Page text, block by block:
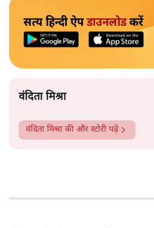
सत्य हिन्दी ऐपडाउनलोडकरें
वंदिता मिश्रा
वंदिता मिश्रा की और स्टोरी पढ़ें